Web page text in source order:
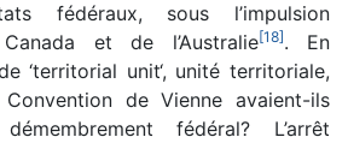
fédéraux, sous l’impulsion
et de l’Australie[18]. En
‘territorial unit‘, unité territoriale,
de Vienne avaient-ils
fédéral? L’arrêt